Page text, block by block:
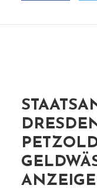
ANZEIGE